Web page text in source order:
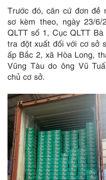
Trước đó, căn cứ đơn đề
sơ kèm theo, ngày 23/
QLTT số 1, Cục QLTT
tra đột xuất đối với cơ sở
ấp Bắc 2, xã Hòa Long,
Vũng Tàu do ông Vũ
chủ cơ sở.